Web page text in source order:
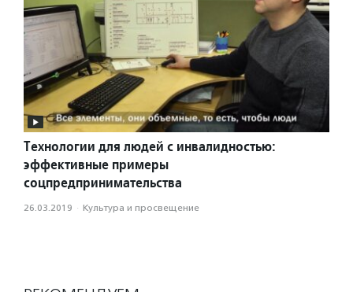
Технологии для людей с инвалидностью:
эффективные примеры
соцпредпринимательства
26.03.2019 · Культура и просвещение